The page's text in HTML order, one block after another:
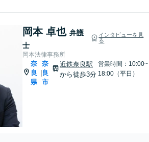
岡本 卓也 弁護
士
インタビューを見
る
岡本法律事務所
奈
良
県
奈
良
市
近鉄奈良駅
から徒歩3分
営業時間：10:00~
18:00（平日）